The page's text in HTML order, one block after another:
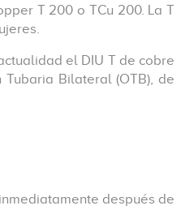
T 200 o TCu 200. La T
el DIU T de cobre
Bilateral (OTB), de
después de